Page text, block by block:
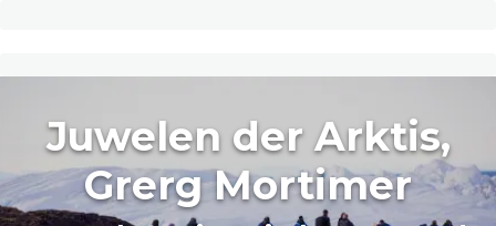
Juwelen der Arktis,
Grerg Mortimer